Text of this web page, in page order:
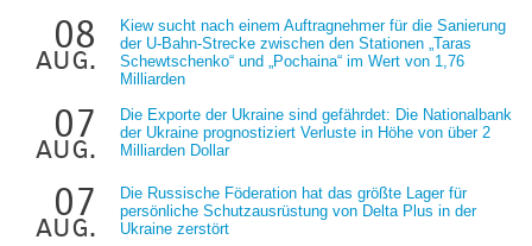
08
aug.
Kiew sucht nach einem Auftragnehmer für die Sanierung
der U-Bahn-Strecke zwischen den Stationen „Taras
Schewtschenko“ und „Pochaina“ im Wert von 1,76
Milliarden
07
aug.
Die Exporte der Ukraine sind gefährdet: Die Nationalbank
der Ukraine prognostiziert Verluste in Höhe von über 2
Milliarden Dollar
07
aug.
Die Russische Föderation hat das größte Lager für
persönliche Schutzausrüstung von Delta Plus in der
Ukraine zerstört